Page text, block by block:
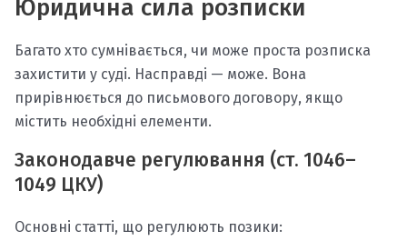
Юридична сила розписки
Багато хто сумнівається, чи може проста розписка
захистити у суді. Насправді — може. Вона
прирівнюється до письмового договору, якщо
містить необхідні елементи.
Законодавче регулювання (ст. 1046–
1049 ЦКУ)
Основні статті, що регулюють позики: